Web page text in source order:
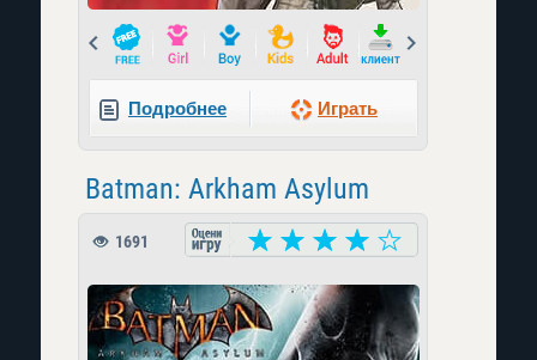
Prev
Подробнее Играть
Batman: Arkham Asylum
1691